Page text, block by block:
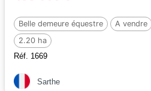
Belle demeure équestre A vendre
2.20 ha
Réf. 1669
Sarthe